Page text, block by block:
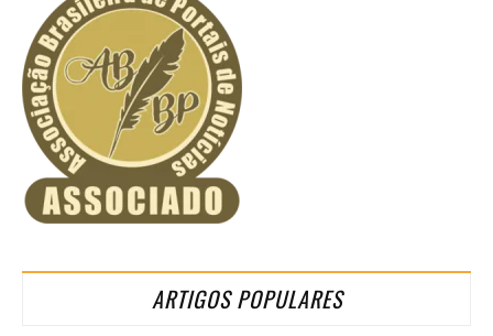
ARTIGOS POPULARES